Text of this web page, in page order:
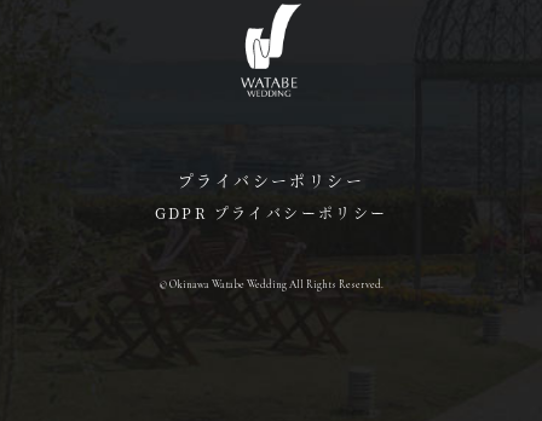
プライバシーポリシー
GDPR プライバシーポリシー
© Okinawa Watabe Wedding All Rights Reserved.